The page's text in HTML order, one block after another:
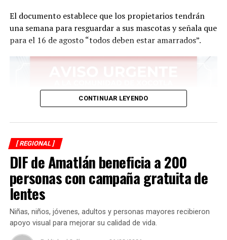
El documento establece que los propietarios tendrán
una semana para resguardar a sus mascotas y señala que
para el 16 de agosto “todos deben estar amarrados”.
CONTINUAR LEYENDO
[ REGIONAL ]
DIF de Amatlán beneficia a 200
personas con campaña gratuita de
lentes
Niñas, niños, jóvenes, adultos y personas mayores recibieron
apoyo visual para mejorar su calidad de vida.